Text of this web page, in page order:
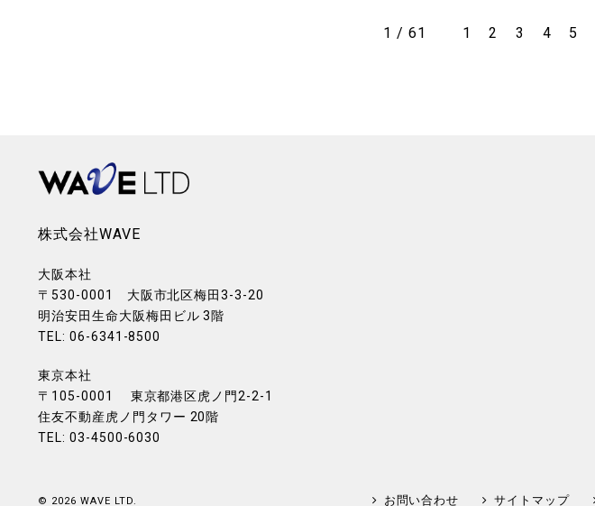
1 / 61 1 2 3 4 5
株式会社WAVE
大阪本社
〒530-0001 大阪市北区梅田3-3-20
明治安田生命大阪梅田ビル 3階
TEL: 06-6341-8500
東京本社
〒105-0001 東京都港区虎ノ門2-2-1
住友不動産虎ノ門タワー 20階
TEL: 03-4500-6030
お問い合わせ サイトマップ
© 2026 WAVE LTD.